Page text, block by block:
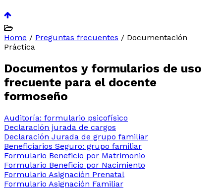
Home / Preguntas frecuentes / Documentación
Práctica
Documentos y formularios de uso
frecuente para el docente
formoseño
Auditoría: formulario psicofísico
Declaración jurada de cargos
Declaración Jurada de grupo familiar
Beneficiarios Seguro: grupo familiar
Formulario Beneficio por Matrimonio
Formulario Beneficio por Nacimiento
Formulario Asignación Prenatal
Formulario Asignación Familiar